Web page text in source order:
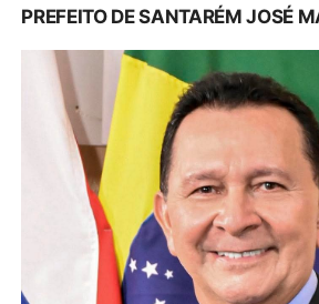
VICE-PREFEITO DE SANTARÉM